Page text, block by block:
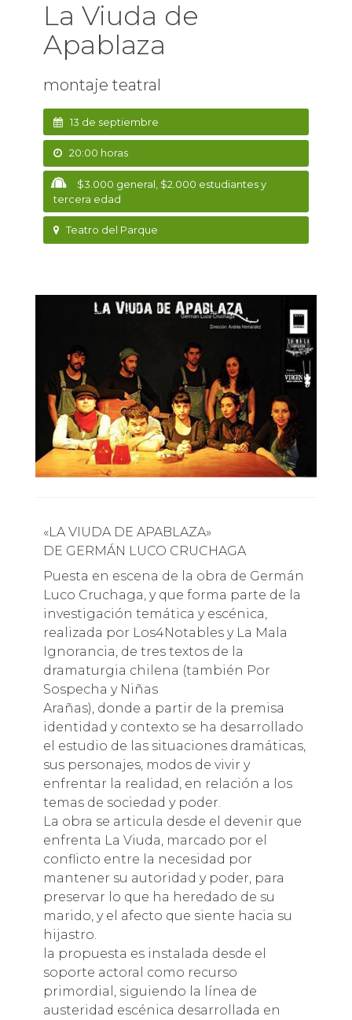
La Viuda de
Apablaza
montaje teatral
13 de septiembre
20:00 horas
$3.000 general, $2.000 estudiantes y
tercera edad
Teatro del Parque
«LA VIUDA DE APABLAZA»
DE GERMÁN LUCO CRUCHAGA
Puesta en escena de la obra de Germán
Luco Cruchaga, y que forma parte de la
investigación temática y escénica,
realizada por Los4Notables y La Mala
Ignorancia, de tres textos de la
dramaturgia chilena (también Por
Sospecha y Niñas
Arañas), donde a partir de la premisa
identidad y contexto se ha desarrollado
el estudio de las situaciones dramáticas,
sus personajes, modos de vivir y
enfrentar la realidad, en relación a los
temas de sociedad y poder.
La obra se articula desde el devenir que
enfrenta La Viuda, marcado por el
conflicto entre la necesidad por
mantener su autoridad y poder, para
preservar lo que ha heredado de su
marido, y el afecto que siente hacia su
hijastro.
la propuesta es instalada desde el
soporte actoral como recurso
primordial, siguiendo la línea de
austeridad escénica desarrollada en